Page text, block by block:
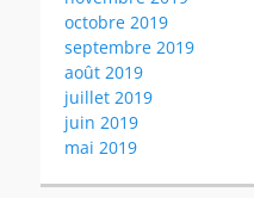
octobre 2019
septembre 2019
août 2019
juillet 2019
juin 2019
mai 2019